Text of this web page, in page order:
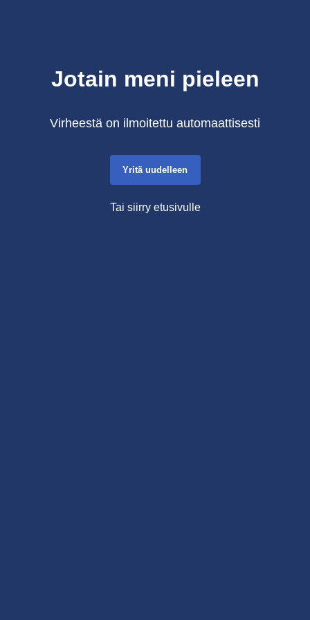
Jotain meni pieleen
Virheestä on ilmoitettu automaattisesti
Yritä uudelleen
Tai siirry etusivulle